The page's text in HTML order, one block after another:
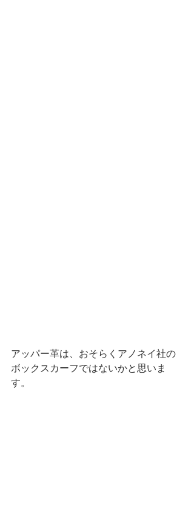
アッパー革は、おそらくアノネイ社の
ボックスカーフではないかと思いま
す。